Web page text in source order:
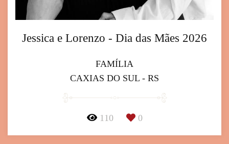
Jessica e Lorenzo - Dia das Mães 2026
FAMÍLIA
CAXIAS DO SUL - RS
110 0